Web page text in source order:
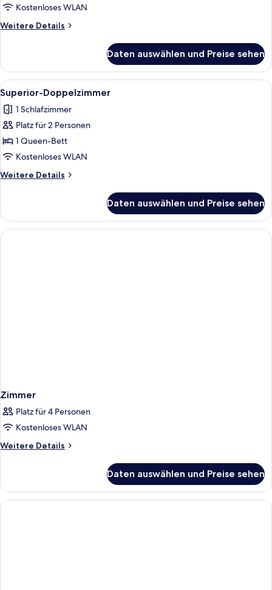
Kostenloses WLAN
Weitere Details
Weitere
Daten auswählen und Preise sehen
Alle
Fotos
für
Superior-
Doppelzimmer
anzeigen
Ein Hotelzimmer mit einem Bett,
2
Superior-Doppelzimmer
1 Schlafzimmer
Platz für 2 Personen
1 Queen-Bett
Kostenloses WLAN
Weitere Details
Weitere
Doppelzimmer
Daten auswählen und Preise sehen
Zimmer
Platz für 4 Personen
Kostenloses WLAN
Weitere Details
Weitere
Daten auswählen und Preise sehen